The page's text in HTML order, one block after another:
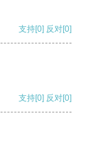
支持[0] 反对[0]
支持[0] 反对[0]